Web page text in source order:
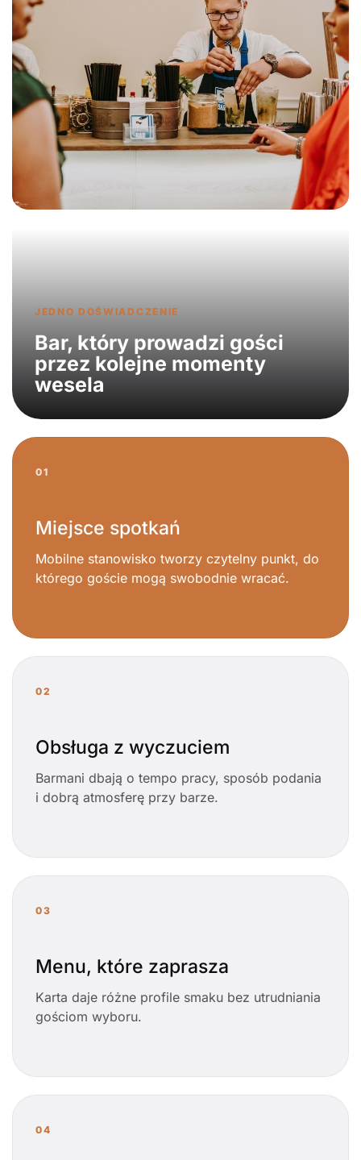
JEDNO DOŚWIADCZENIE
Bar, który prowadzi gości
przez kolejne momenty
wesela
01
Miejsce spotkań
Mobilne stanowisko tworzy czytelny punkt, do
którego goście mogą swobodnie wracać.
02
Obsługa z wyczuciem
Barmani dbają o tempo pracy, sposób podania
i dobrą atmosferę przy barze.
03
Menu, które zaprasza
Karta daje różne profile smaku bez utrudniania
gościom wyboru.
04